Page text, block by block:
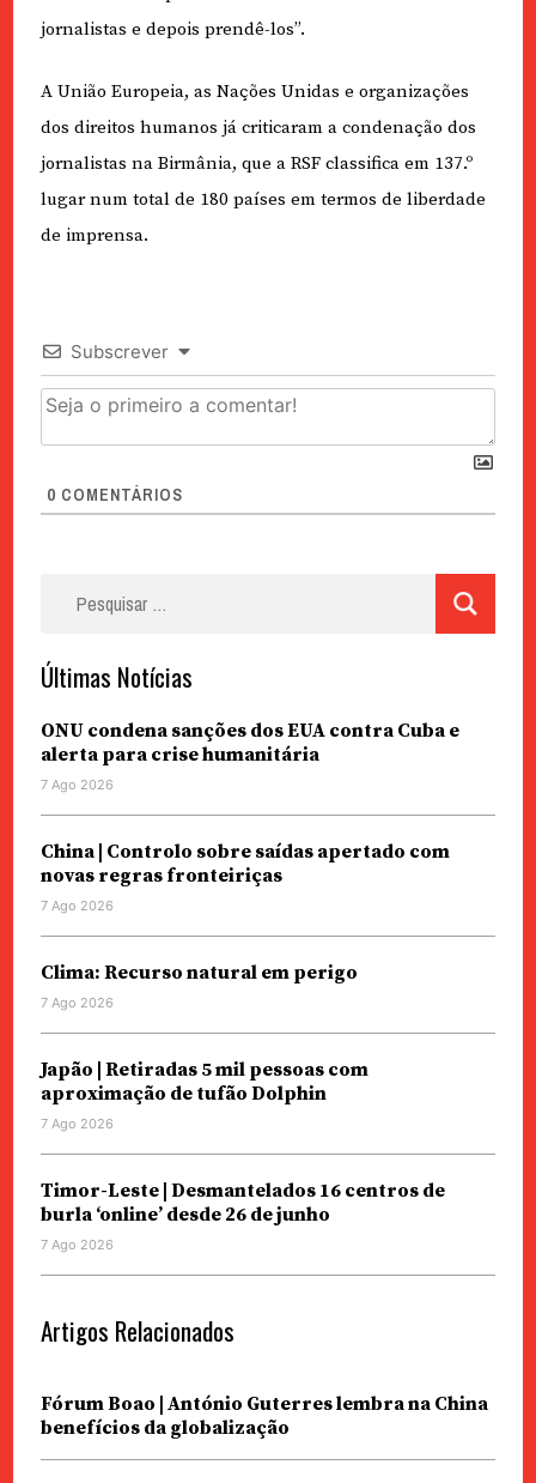
jornalistas e depois prendê-los”.
A União Europeia, as Nações Unidas e organizações
dos direitos humanos já criticaram a condenação dos
jornalistas na Birmânia, que a RSF classifica em 137.º
lugar num total de 180 países em termos de liberdade
de imprensa.
Subscrever
0 COMENTÁRIOS
Últimas Notícias
ONU condena sanções dos EUA contra Cuba e
alerta para crise humanitária
7 Ago 2026
China | Controlo sobre saídas apertado com
novas regras fronteiriças
7 Ago 2026
Clima: Recurso natural em perigo
7 Ago 2026
Japão | Retiradas 5 mil pessoas com
aproximação de tufão Dolphin
7 Ago 2026
Timor-Leste | Desmantelados 16 centros de
burla ‘online’ desde 26 de junho
7 Ago 2026
Artigos Relacionados
Fórum Boao | António Guterres lembra na China
benefícios da globalização